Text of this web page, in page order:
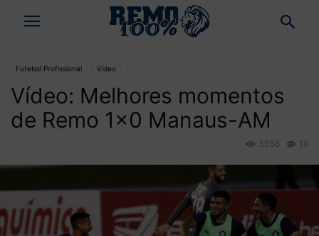
Futebol Profissional Vídeo
Vídeo: Melhores momentos
de Remo 1×0 Manaus-AM
19
5056